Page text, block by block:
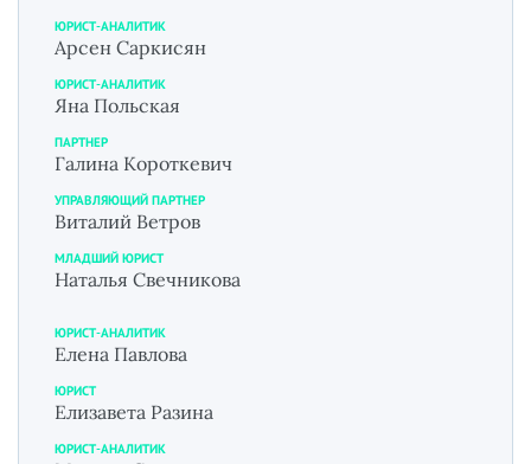
ЮРИСТ-АНАЛИТИК
Арсен Саркисян
ЮРИСТ-АНАЛИТИК
Яна Польская
ПАРТНЕР
Галина Короткевич
УПРАВЛЯЮЩИЙ ПАРТНЕР
Виталий Ветров
МЛАДШИЙ ЮРИСТ
Наталья Свечникова
ЮРИСТ-АНАЛИТИК
Елена Павлова
ЮРИСТ
Елизавета Разина
ЮРИСТ-АНАЛИТИК